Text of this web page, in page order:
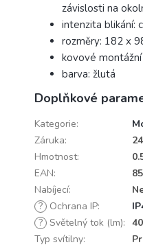
závislosti na
intenzita blikání:
rozměry: 182 x
kovové
barva: žlutá
Doplňkové
Kategorie:
Záruka:
24
Hmotnost:
EAN:
Nabíjecí:
? Ochrana IP:
? Světelný tok (lm):
Typ svítilny: